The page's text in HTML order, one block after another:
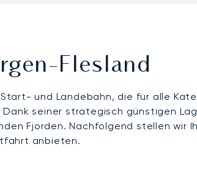
Flesland
und Landebahn, die für alle
seiner strategisch günstigen
Fjorden. Nachfolgend stellen wir
anbieten.